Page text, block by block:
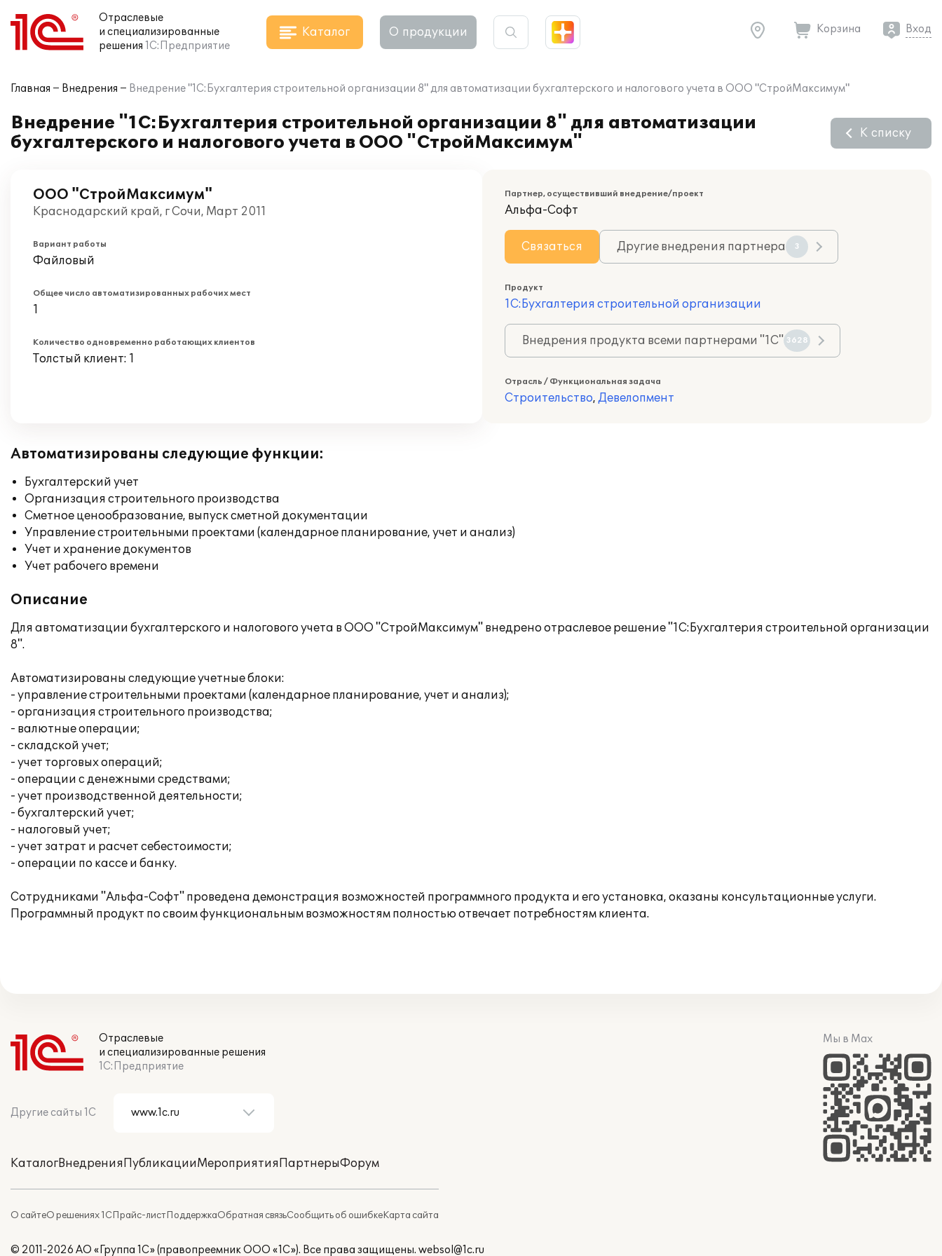
Отраслевые
и специализированные
решения 1С:Предприятие
Каталог О продукции Корзина Вход
Главная Внедрения Внедрение "1С:Бухгалтерия строительной организации 8" для автоматизации бухгалтерского и налогового учета в ООО "СтройМаксимум"
Внедрение "1С:Бухгалтерия строительной организации 8" для автоматизации
бухгалтерского и налогового учета в ООО "СтройМаксимум"
К списку
ООО "СтройМаксимум"
Краснодарский край, г Сочи, Март 2011
Вариант работы
Файловый
Общее число автоматизированных рабочих мест
1
Количество одновременно работающих клиентов
Толстый клиент: 1
Партнер, осуществивший внедрение/проект
Альфа-Софт
Связаться Другие внедрения партнера 3
Продукт
1С:Бухгалтерия строительной организации
Внедрения продукта всеми партнерами "1С" 3628
Отрасль / Функциональная задача
Строительство, Девелопмент
Автоматизированы следующие функции:
Бухгалтерский учет
Организация строительного производства
Сметное ценообразование, выпуск сметной документации
Управление строительными проектами (календарное планирование, учет и анализ)
Учет и хранение документов
Учет рабочего времени
Описание
Для автоматизации бухгалтерского и налогового учета в ООО "СтройМаксимум" внедрено отраслевое решение "1С:Бухгалтерия строительной организации
8".
Автоматизированы следующие учетные блоки:
- управление строительными проектами (календарное планирование, учет и анализ);
- организация строительного производства;
- валютные операции;
- складской учет;
- учет торговых операций;
- операции с денежными средствами;
- учет производственной деятельности;
- бухгалтерский учет;
- налоговый учет;
- учет затрат и расчет себестоимости;
- операции по кассе и банку.
Сотрудниками "Альфа-Софт" проведена демонстрация возможностей программного продукта и его установка, оказаны консультационные услуги.
Программный продукт по своим функциональным возможностям полностью отвечает потребностям клиента.
Отраслевые
и специализированные решения
1С:Предприятие
Другие сайты 1С
КаталогВнедренияПубликацииМероприятияПартнерыФорум
О сайтеО решениях 1СПрайс-листПоддержкаОбратная связьСообщить об ошибкеКарта сайта
Мы в Max
© 2011-2026 АО «Группа 1С» (правопреемник ООО «1С»). Все права защищены. websol@1c.ru